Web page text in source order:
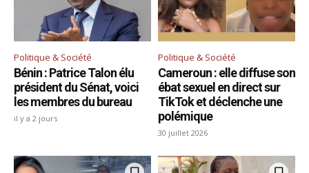
Politique & Société
Bénin : Patrice Talon élu
président du Sénat, voici
les membres du bureau
il y a 2 jours
Politique & Société
Cameroun : elle diffuse son
ébat sexuel en direct sur
TikTok et déclenche une
polémique
30 juillet 2026